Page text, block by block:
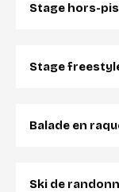
Stage hors-
Stage
Balade en
Ski de